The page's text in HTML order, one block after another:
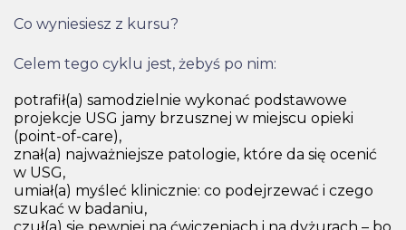
Co wyniesiesz z kursu?
Celem tego cyklu jest, żebyś po nim:
potrafił(a) samodzielnie wykonać podstawowe
projekcje USG jamy brzusznej w miejscu opieki
(point-of-care),
znał(a) najważniejsze patologie, które da się ocenić
w USG,
umiał(a) myśleć klinicznie: co podejrzewać i czego
szukać w badaniu,
czuł(a) się pewniej na ćwiczeniach i na dyżurach – bo